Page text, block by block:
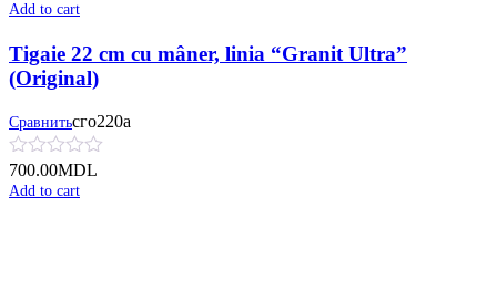
Add to cart
Tigaie 22 cm cu mâner, linia “Granit Ultra”
(Original)
Сравнитьсго220а
700.00MDL
Add to cart